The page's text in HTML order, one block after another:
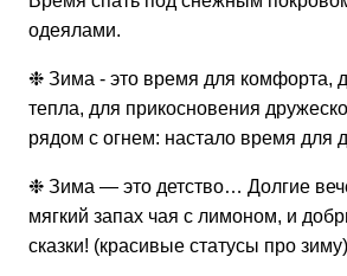
одеялами.
❉ Зима - это время для комфорта,
тепла, для прикосновения
рядом с огнем: настало время для
❉ Зима — это детство… Долгие
мягкий запах чая с лимоном, и
сказки! (красивые статусы про зиму)